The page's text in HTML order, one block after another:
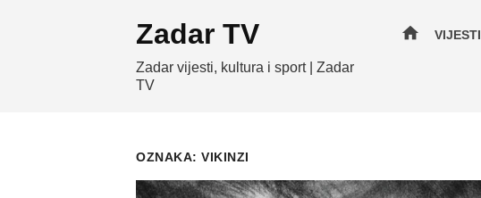
Zadar TV
Zadar vijesti, kultura i sport | Zadar
TV
home VIJESTI
OZNAKA: VIKINZI